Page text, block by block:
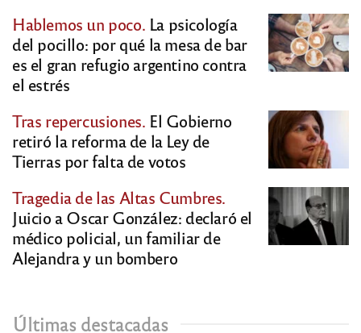
Hablemos un poco. La psicología
del pocillo: por qué la mesa de bar
es el gran refugio argentino contra
el estrés
Tras repercusiones. El Gobierno
retiró la reforma de la Ley de
Tierras por falta de votos
Tragedia de las Altas Cumbres.
Juicio a Oscar González: declaró el
médico policial, un familiar de
Alejandra y un bombero
Últimas destacadas